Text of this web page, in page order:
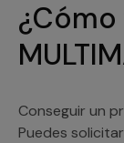
Conseguir un
Puedes